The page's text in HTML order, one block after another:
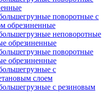
поворотные с
обрезиненные
неповоротные
обрезиненные
поворотные
обрезиненные
с
слоем
с резиновым